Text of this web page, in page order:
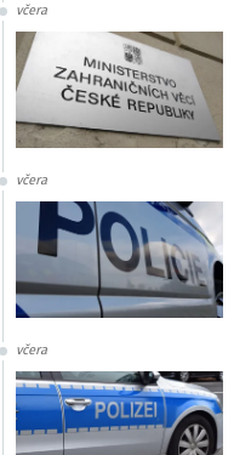
včera
včera
včera